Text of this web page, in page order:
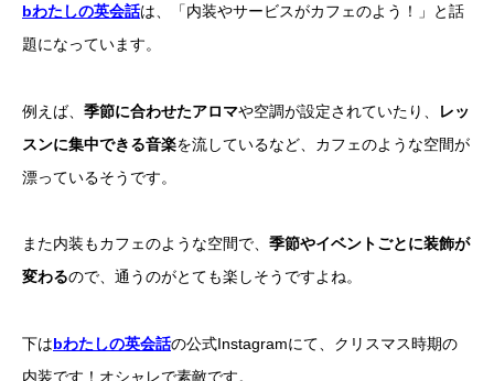
bわたしの英会話は、「内装やサービスがカフェのよう！」と話
題になっています。
例えば、 季節に合わせたアロマや空調が設定されていたり、
レッ
スンに集中できる音楽を流しているなど、カフェのような空間が
漂っているそうです。
また内装もカフェのような空間で、 季節やイベントごとに装飾が
変わるので、通うのがとても楽しそうですよね。
下はbわたしの英会話の公式Instagramにて、クリスマス時期の
内装です！オシャレで素敵です。